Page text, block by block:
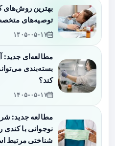
بهترین روش‌های
توصیه‌های
۱۴۰۵-۰۵-۱۷
مطالعه‌ای جدید:
بسته‌بندی
کند؟
۱۴۰۵-۰۵-۱۷
مطالعه جدید:
نوجوانی با
شناختی مرتبط